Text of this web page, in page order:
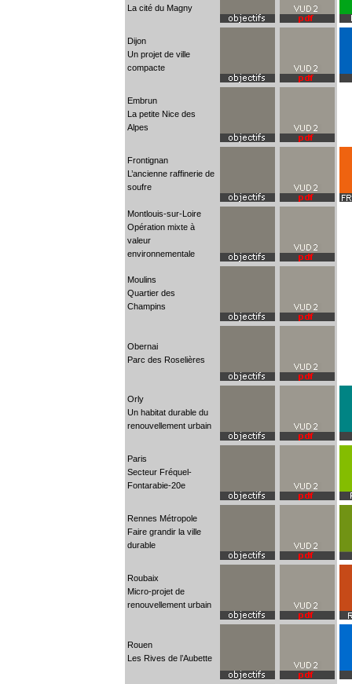
La cité du Magny
Dijon
Un projet de ville
compacte
Embrun
La petite Nice des
Alpes
Frontignan
L’ancienne raffinerie de
soufre
Montlouis-sur-Loire
Opération mixte à
valeur
environnementale
Moulins
Quartier des
Champins
Obernai
Parc des Roselières
Orly
Un habitat durable du
renouvellement urbain
Paris
Secteur Fréquel-
Fontarabie-20e
Rennes Métropole
Faire grandir la ville
durable
Roubaix
Micro-projet de
renouvellement urbain
Rouen
Les Rives de l’Aubette